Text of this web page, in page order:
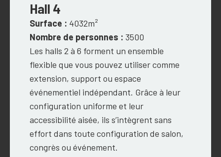
Hall 4
Surface : 4032m²
Nombre de personnes : 3500
Les halls 2 à 6 forment un ensemble
flexible que vous pouvez utiliser comme
extension, support ou espace
événementiel indépendant. Grâce à leur
configuration uniforme et leur
accessibilité aisée, ils s’intègrent sans
effort dans toute configuration de salon,
congrès ou événement.